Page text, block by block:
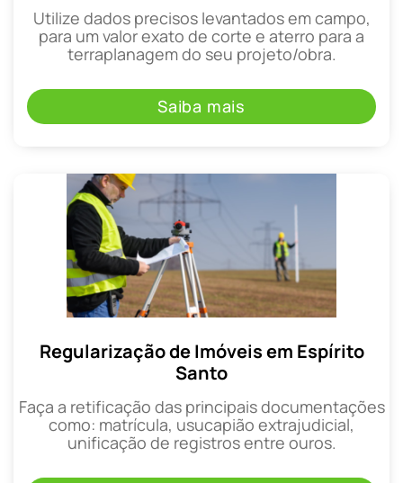
Utilize dados precisos levantados em campo,
para um valor exato de corte e aterro para a
terraplanagem do seu projeto/obra.
Saiba mais
Regularização de Imóveis em Espírito
Santo
Faça a retificação das principais documentações
como: matrícula, usucapião extrajudicial,
unificação de registros entre ouros.